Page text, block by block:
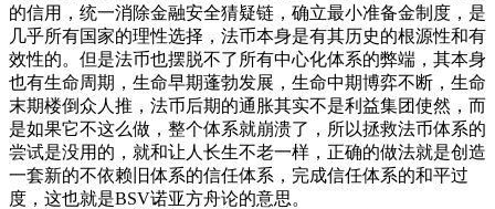
的信用，统一消除金融安全猜疑链，确立最小准备金制度，是
几乎所有国家的理性选择，法币本身是有其历史的根源性和有
效性的。但是法币也摆脱不了所有中心化体系的弊端，其本身
也有生命周期，生命早期蓬勃发展，生命中期博弈不断，生命
末期楼倒众人推，法币后期的通胀其实不是利益集团使然，而
是如果它不这么做，整个体系就崩溃了，所以拯救法币体系的
尝试是没用的，就和让人长生不老一样，正确的做法就是创造
一套新的不依赖旧体系的信任体系，完成信任体系的和平过
度，这也就是BSV诺亚方舟论的意思。